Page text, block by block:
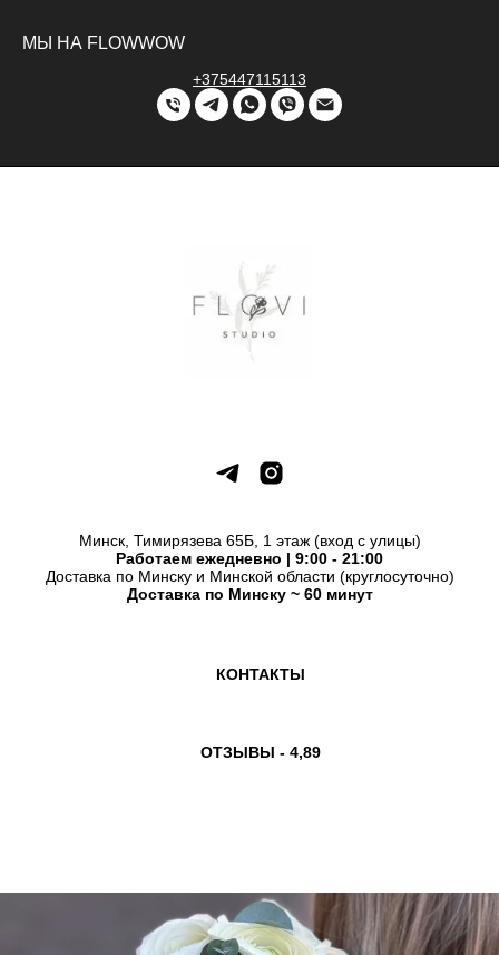
МЫ НА FLOWWOW
+375447115113
Минск, Тимирязева 65Б, 1 этаж (вход с улицы)
Работаем ежедневно | 9:00 - 21:00
Доставка по Минску и Минской области (круглосуточно)
Доставка по Минску ~ 60 минут
КОНТАКТЫ
ОТЗЫВЫ - 4,89